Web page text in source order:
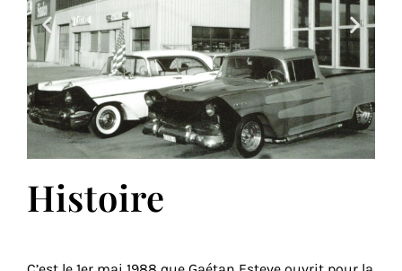
Histoire